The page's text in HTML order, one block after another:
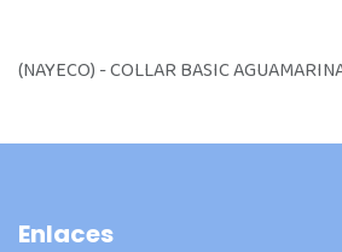
(NAYECO) - COLLAR BASIC
Enlaces